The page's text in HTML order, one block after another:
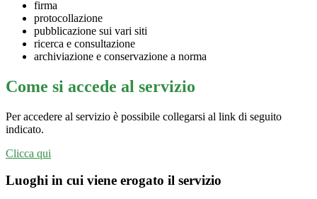
firma
protocollazione
pubblicazione sui vari siti
ricerca e consultazione
archiviazione e conservazione a norma
Come si accede al servizio
Per accedere al servizio è possibile collegarsi al link di seguito
indicato.
Clicca qui
Luoghi in cui viene erogato il servizio